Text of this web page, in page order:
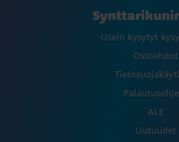
Usein kysytyt
Ostoehdot
ALE
Uutuudet